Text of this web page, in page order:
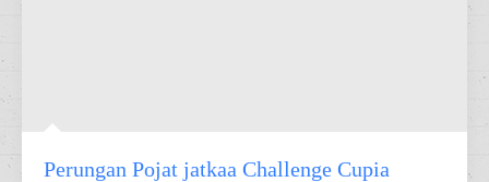
Perungan Pojat jatkaa Challenge Cupia